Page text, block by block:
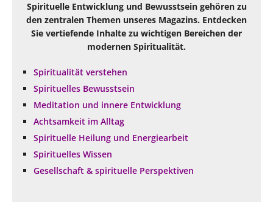
Spirituelle Entwicklung und Bewusstsein gehören zu
den zentralen Themen unseres Magazins. Entdecken
Sie vertiefende Inhalte zu wichtigen Bereichen der
modernen Spiritualität.
Spiritualität verstehen
Spirituelles Bewusstsein
Meditation und innere Entwicklung
Achtsamkeit im Alltag
Spirituelle Heilung und Energiearbeit
Spirituelles Wissen
Gesellschaft & spirituelle Perspektiven